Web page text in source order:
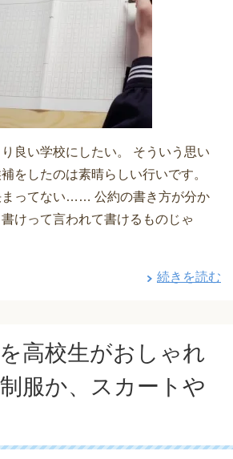
良い学校にしたい。 そういう思い
をしたのは素晴らしい行いです。
まってない…… 公約の書き方が分か
けって言われて書けるものじゃ
続きを読む
高校生がおしゃれ
服か、スカートや